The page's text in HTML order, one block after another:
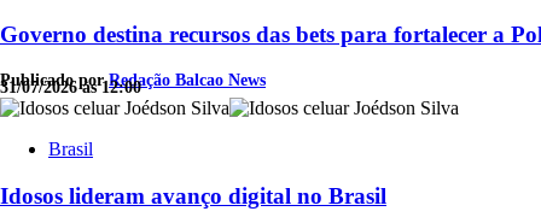
Governo destina recursos das bets para fortalecer a
Publicado porRedação Balcao News
31/07/2026 às 12:00
Brasil
Idosos lideram avanço digital no Brasil